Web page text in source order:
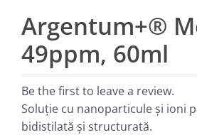
Argentum+®
49ppm, 60ml
Be the first to leave a review.
Soluţie cu nanoparticule şi ioni
bidistilată şi structurată.